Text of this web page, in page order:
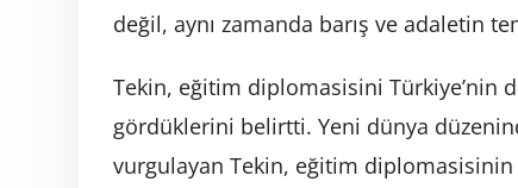
değil, aynı zamanda barış ve adaletin
Tekin, eğitim diplomasisini Türkiye’nin
gördüklerini belirtti. Yeni dünya
vurgulayan Tekin, eğitim